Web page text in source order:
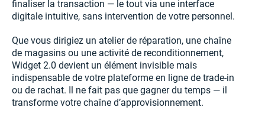
finaliser la transaction — le tout via une interface
digitale intuitive, sans intervention de votre personnel.
Que vous dirigiez un atelier de réparation, une chaîne
de magasins ou une activité de reconditionnement,
Widget 2.0 devient un élément invisible mais
indispensable de votre plateforme en ligne de trade-in
ou de rachat. Il ne fait pas que gagner du temps — il
transforme votre chaîne d’approvisionnement.